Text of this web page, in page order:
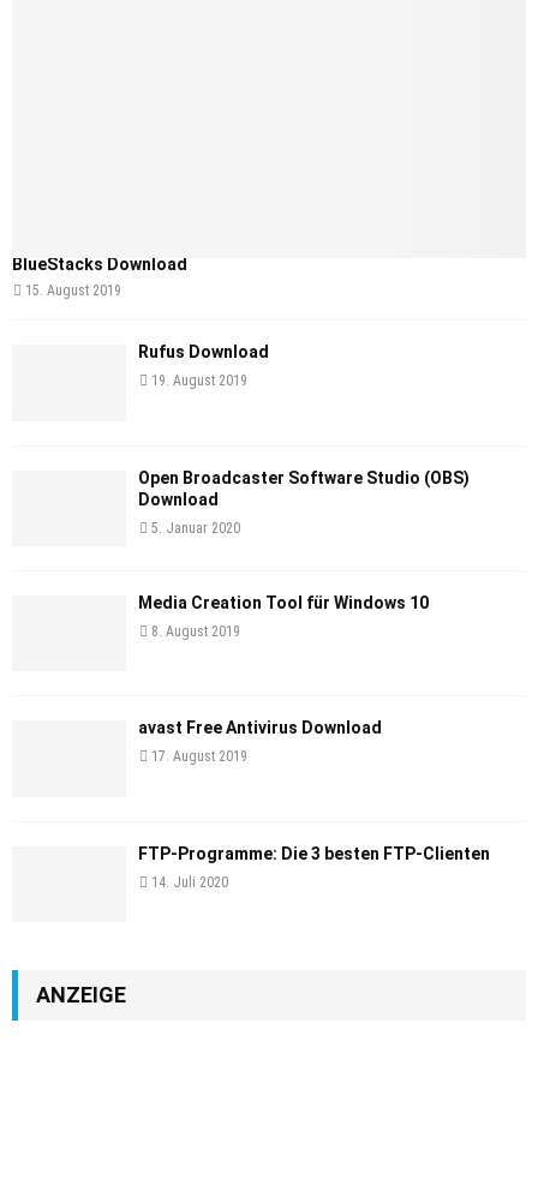
BlueStacks Download
15. August 2019
Rufus Download
19. August 2019
Open Broadcaster Software Studio (OBS)
Download
5. Januar 2020
Media Creation Tool für Windows 10
8. August 2019
avast Free Antivirus Download
17. August 2019
FTP-Programme: Die 3 besten FTP-Clienten
14. Juli 2020
ANZEIGE